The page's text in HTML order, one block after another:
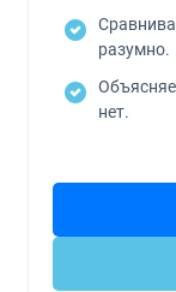
разумно.
нет.